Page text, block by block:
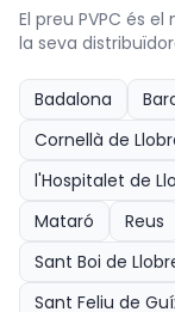
El preu PVPC és
la seva
Badalona
Cornellà de
l'Hospitalet de
Mataró
Reus
Sant Boi de
Sant Feliu de